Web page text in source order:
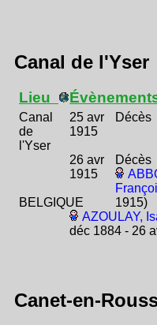
Canal de l'Yser
Lieu
Canal
de
l'Yser
BELGIQUE
25 avr
1915
Décès
26 avr
1915
Décès
1915)
AZOULAY,
déc 1884 - 26
Canet-en-